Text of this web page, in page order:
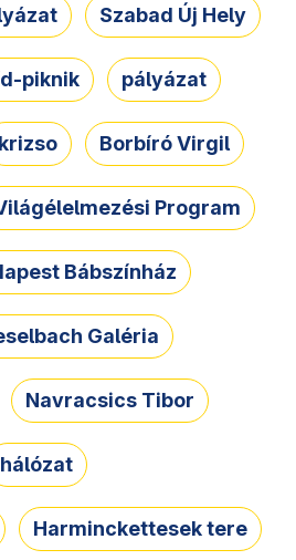
Szabad Új Hely
piknik pályázat
krizso Borbíró Virgil
Program
Bábszínház
Galéria
Navracsics Tibor
hálózat
Harminckettesek tere